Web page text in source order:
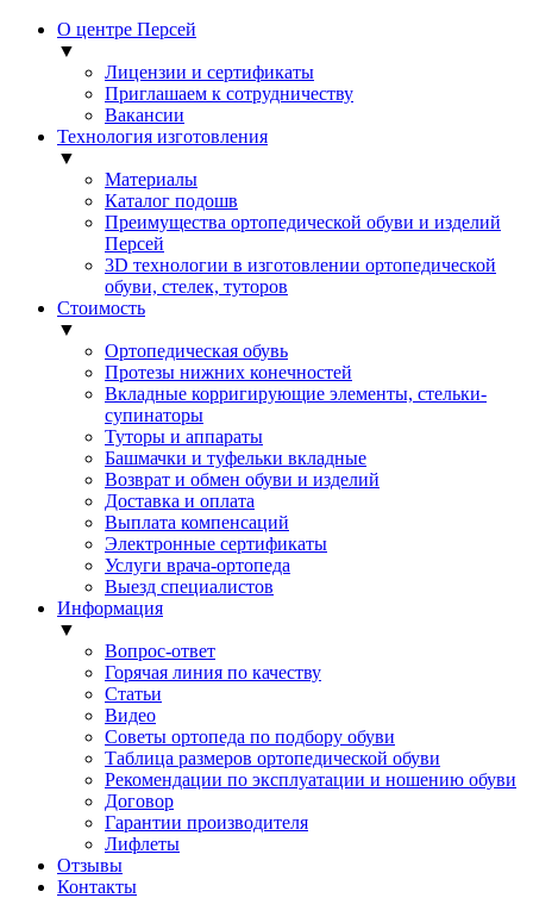
О центре Персей
▼
Лицензии и сертификаты
Приглашаем к сотрудничеству
Вакансии
Технология изготовления
▼
Материалы
Каталог подошв
Преимущества ортопедической обуви и изделий
Персей
3D технологии в изготовлении ортопедической
обуви, стелек, туторов
Стоимость
▼
Ортопедическая обувь
Протезы нижних конечностей
Вкладные корригирующие элементы, стельки-
супинаторы
Туторы и аппараты
Башмачки и туфельки вкладные
Возврат и обмен обуви и изделий
Доставка и оплата
Выплата компенсаций
Электронные сертификаты
Услуги врача-ортопеда
Выезд специалистов
Информация
▼
Вопрос-ответ
Горячая линия по качеству
Статьи
Видео
Советы ортопеда по подбору обуви
Таблица размеров ортопедической обуви
Рекомендации по эксплуатации и ношению обуви
Договор
Гарантии производителя
Лифлеты
Отзывы
Контакты